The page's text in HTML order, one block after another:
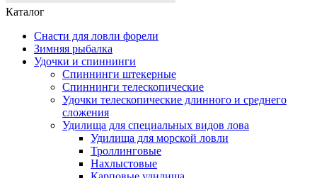
Каталог
Снасти для ловли форели
Зимняя рыбалка
Удочки и спиннинги
Спиннинги штекерные
Спиннинги телескопические
Удочки телескопические длинного и среднего
сложения
Удилища для специальных видов лова
Удилища для морской ловли
Троллинговые
Нахлыстовые